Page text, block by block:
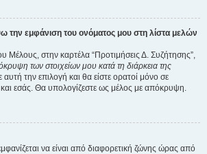
εμφάνιση του ονόματος μου στη λίστα μελών
Μέλους, στην καρτέλα “Προτιμήσεις Δ. Συζήτησης”,
των στοιχείων μου κατά τη διάρκεια της
αυτή την επιλογή και θα είστε ορατοί μόνο σε
και εσάς. Θα υπολογίζεστε ως μέλος με απόκρυψη.
να είναι από διαφορετική ζώνης ώρας από